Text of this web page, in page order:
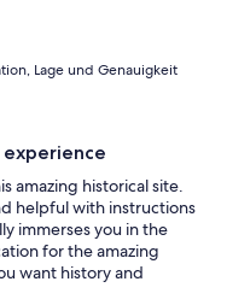
Lage und Genauigkeit
amazing historical site.
helpful with instructions
immerses you in the
for the amazing
want history and